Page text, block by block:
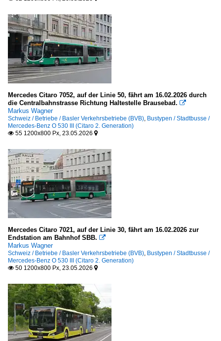
Mercedes Citaro 7052, auf der Linie 50, fährt am 16.02.2026 durch
die Centralbahnstrasse Richtung Haltestelle Brausebad. 
Markus Wagner
Schweiz / Betriebe / Basler Verkehrsbetriebe (BVB) Bustypen / Stadtbusse /
Mercedes-Benz O 530 III (Citaro 2. Generation)
 55 1200x800 Px, 23.05.2026 
Mercedes Citaro 7021, auf der Linie 30, fährt am 16.02.2026 zur
Endstation am Bahnhof SBB. 
Markus Wagner
Schweiz / Betriebe / Basler Verkehrsbetriebe (BVB) Bustypen / Stadtbusse /
Mercedes-Benz O 530 III (Citaro 2. Generation)
 50 1200x800 Px, 23.05.2026 